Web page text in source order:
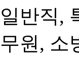
일반직,
무원, 소